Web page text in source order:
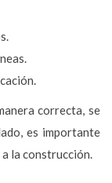
correcta, se
es importante
la construcción.